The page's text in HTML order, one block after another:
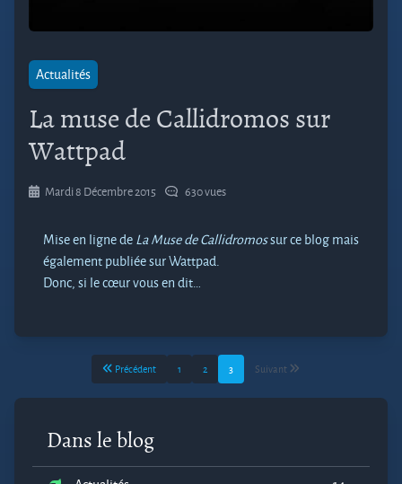
Actualités
La muse de Callidromos sur
Wattpad
Mardi 8 Décembre 2015 630 vues
Mise en ligne deLa Muse de Callidromossur ce blog mais
également publiée sur Wattpad.
Donc, si le cœur vous en dit…
Précédent 1 2 3 Suivant
Dans le blog